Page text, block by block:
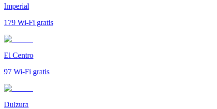
Imperial
179 Wi-Fi gratis
El Centro
97 Wi-Fi gratis
Dulzura